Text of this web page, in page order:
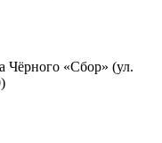
Чёрного «Сбор» (ул.